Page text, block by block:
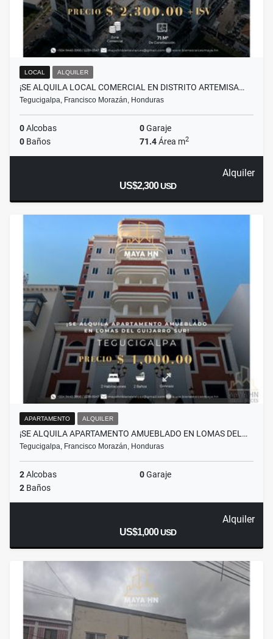
LOCAL ALQUILER
¡SE ALQUILA LOCAL COMERCIAL EN DISTRITO ARTEMISA…
Tegucigalpa, Francisco Morazán, Honduras
0Alcobas 0Garaje
0 Baños 71.4Área m2
Alquiler
US$2,300USD
APARTAMENTO ALQUILER
¡SE ALQUILA APARTAMENTO AMUEBLADO EN LOMAS DEL…
Tegucigalpa, Francisco Morazán, Honduras
2Alcobas 0Garaje
2 Baños
Alquiler
US$1,000USD